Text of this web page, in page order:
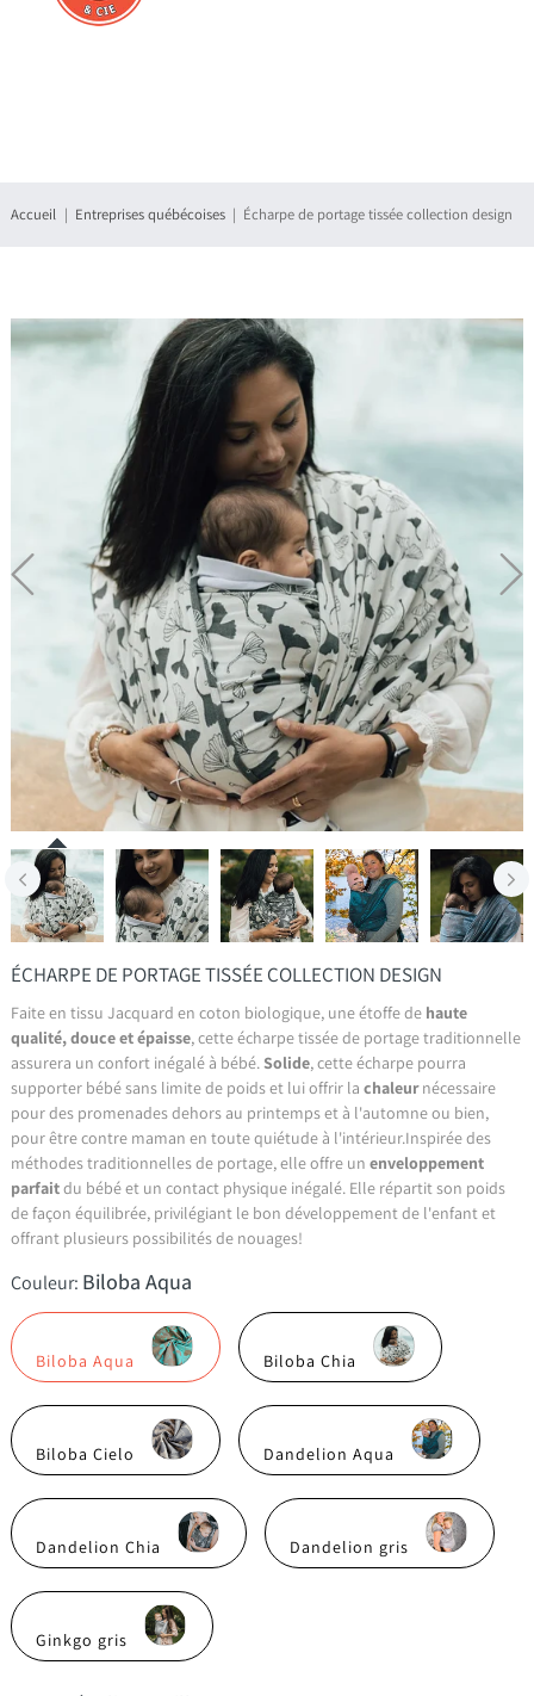
Accueil Entreprises québécoises Écharpe de portage tissée collection design
ÉCHARPE DE PORTAGE TISSÉE COLLECTION DESIGN
Faite en tissu Jacquard en coton biologique, une étoffe de haute
qualité, douce et épaisse, cette écharpe tissée de portage traditionnelle
assurera un confort inégalé à bébé.Solide, cette écharpe pourra
supporter bébé sans limite de poids et lui offrir lachaleurnécessaire
pour des promenades dehors au printemps et à l'automne ou bien,
pour être contre maman en toute quiétude à l'intérieur.Inspirée des
méthodes traditionnelles de portage, elle offre unenveloppement
parfaitdu bébé et un contact physique inégalé. Elle répartit son poids
de façon équilibrée, privilégiant le bon développement de l'enfant et
offrant plusieurs possibilités de nouages!
Couleur: Biloba Aqua
Biloba Aqua Biloba Chia
Biloba Cielo Dandelion Aqua
Dandelion Chia Dandelion gris
Ginkgo gris